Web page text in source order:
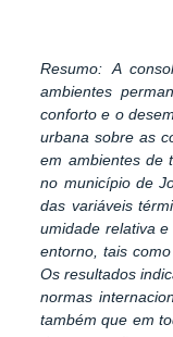
Resumo:A
ambientes
conforto e o
urbana sobre as
em ambientes de
no município de
das variáveis
umidade relativa
entorno, tais
Os resultados
normas
também que em